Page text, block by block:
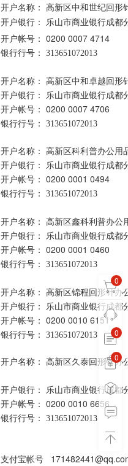
0
0
0 0
开户名称： 高新区中和世纪回形
开户银行： 乐山市商业银行成都
开户帐号： 0200 0007 4714
银行行号： 313651072013
开户名称： 高新区中和卓越回形
开户银行： 乐山市商业银行成都
开户帐号： 0200 0007 4706
银行行号： 313651072013
开户名称 ： 高新区科利普办公用
开户银行 ： 乐山市商业银行成都
开户帐号 ： 0200 0001 0494
银行行号： 313651072013
开户名称 ： 高新区鑫科利普办公
开户银行 ： 乐山市商业银行成都
开户帐号 ： 0200 0001 0460
银行行号： 313651072013
开户名称 ： 高新区锦程回形针办
开户银行 ： 乐山市商业银行成都
开户帐号 ： 0200 0010 6151
银行行号： 313651072013
开户名称 ： 高新区久泰回形针办
开户银行 ： 乐山市商业银行成都
开户帐号 ： 0200 0010 6656
银行行号： 313651072013
支付宝帐号